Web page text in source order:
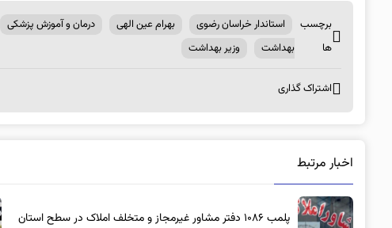
برچسب
ها
استاندار خراسان رضوی بهرام عین الهی درمان و آموزش پزشکی
بهداشت
وزیر بهداشت
اشتراک گذاری
اخبار مرتبط
پلمب ۱۰۸۶ دفتر مشاور غیرمجاز و متخلف املاک در سطح استان